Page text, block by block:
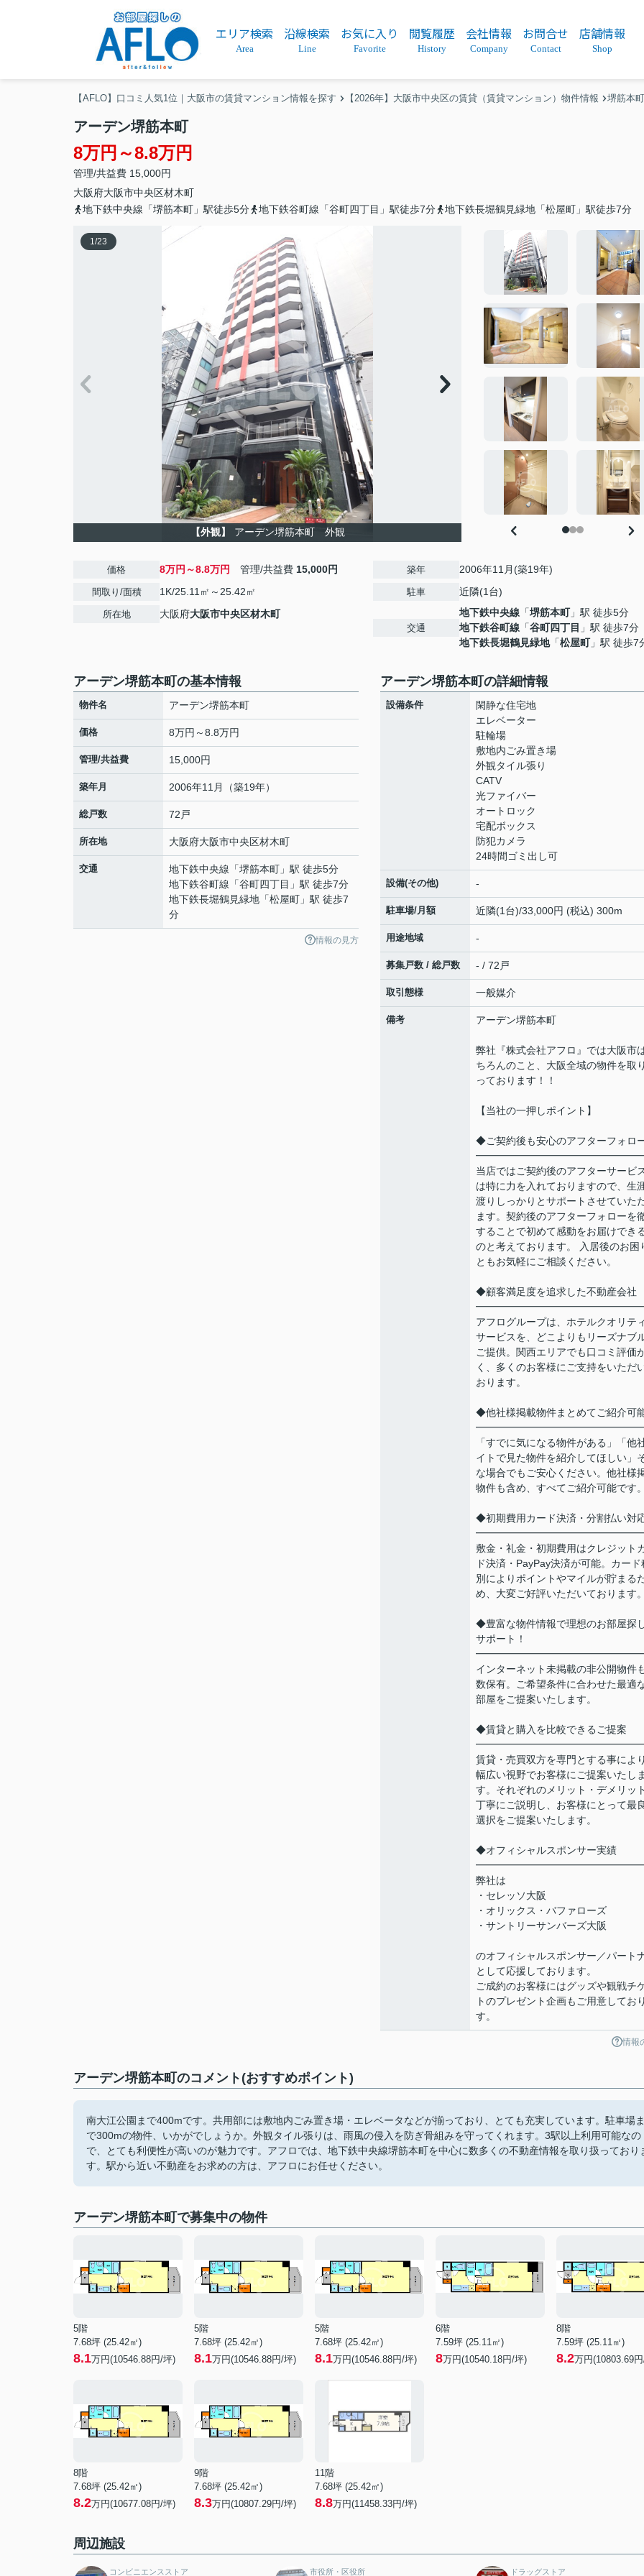
エリア検索
Area
沿線検索
Line
お気に入り
Favorite
閲覧履歴
History
会社情報
Company
お問合せ
Contact
店舗情報
Shop
【AFLO】口コミ人気1位｜大阪市の賃貸マンション情報を探す 【2026年】大阪市中央区の賃貸（賃貸マンション）物件情報 堺筋本
アーデン堺筋本町
8万円～8.8万円
管理/共益費 15,000円
大阪府大阪市中央区材木町
地下鉄中央線「堺筋本町」駅徒歩5分
地下鉄谷町線「谷町四丁目」駅徒歩7分 地下鉄長堀鶴見緑地「松屋町」駅徒歩7分
1/23
【外観】 アーデン堺筋本町 外観
価格 8万円～8.8万円 管理/共益費 15,000円
間取り/面積 1K/25.11㎡～25.42㎡
所在地 大阪府大阪市中央区材木町
築年 2006年11月(築19年)
駐車 近隣(1台)
交通
地下鉄中央線 「堺筋本町」駅 徒歩5分
地下鉄谷町線 「谷町四丁目 」駅 徒歩7分
地下鉄長堀鶴見緑地「松屋町」駅 徒歩7
アーデン堺筋本町の基本情報
物件名 アーデン堺筋本町
価格 8万円～8.8万円
管理/共益費 15,000円
築年月 2006年11月（築19年）
総戸数 72戸
所在地 大阪府大阪市中央区材木町
交通 地下鉄中央線 「堺筋本町 」駅 徒歩5分
地下鉄谷町線 「谷町四丁目 」駅 徒歩7分
地下鉄長堀鶴見緑地 「松屋町 」駅 徒歩7
分
情報の見方
アーデン堺筋本町の詳細情報
設備条件
閑静な住宅地
エレベーター
駐輪場
敷地内ごみ置き場
外観タイル張り
CATV
光ファイバー
オートロック
宅配ボックス
防犯カメラ
24時間ゴミ出し可
設備(その他) -
駐車場/月額 近隣(1台)/33,000円 (税込) 300m
用途地域 -
募集戸数 / 総戸数 - / 72戸
取引態様 一般媒介
備考 アーデン堺筋本町
弊社『株式会社アフロ』では大阪市
ちろんのこと、大阪全域の物件を取
っております！！
【当社の一押しポイント】
◆ご契約後も安心のアフターフォロ
当店ではご契約後のアフターサービ
は特に力を入れておりますので、生
渡りしっかりとサポートさせていた
ます。契約後のアフターフォローを
することで初めて感動をお届けでき
のと考えております。 入居後のお困
ともお気軽にご相談ください。
◆顧客満足度を追求した不動産会社
アフログループは、ホテルクオリテ
サービスを、どこよりもリーズナブ
ご提供。関西エリアでも口コミ評価
く、多くのお客様にご支持をいただ
おります。
◆他社様掲載物件まとめてご紹介可
「すでに気になる物件がある」「他
イトで見た物件を紹介してほしい」
な場合でもご安心ください。他社様
物件も含め、すべてご紹介可能です
◆初期費用カード決済・分割払い対
敷金・礼金・初期費用はクレジット
ド決済・PayPay決済が可能。カード
別によりポイントやマイルが貯まる
め、大変ご好評いただいております
◆豊富な物件情報で理想のお部屋探
サポート！
インターネット未掲載の非公開物件
数保有。ご希望条件に合わせた最適
部屋をご提案いたします。
◆賃貸と購入を比較できるご提案
賃貸・売買双方を専門とする事によ
幅広い視野でお客様にご提案いたし
す。それぞれのメリット・デメリッ
丁寧にご説明し、お客様にとって最
選択をご提案いたします。
◆オフィシャルスポンサー実績
弊社は
・セレッソ大阪
・オリックス・バファローズ
・サントリーサンバーズ大阪
のオフィシャルスポンサー／パート
として応援しております。
ご成約のお客様にはグッズや観戦チ
トのプレゼント企画もご用意してお
す。
情報
アーデン堺筋本町のコメント(おすすめポイント)
南大江公園まで400mです。共用部には敷地内ごみ置き場・エレベータなどが揃っており、とても充実しています。駐車場
で300mの物件、いかがでしょうか。外観タイル張りは、雨風の侵入を防ぎ骨組みを守ってくれます。3駅以上利用可能なの
で、とても利便性が高いのが魅力です。アフロでは、地下鉄中央線堺筋本町を中心に数多くの不動産情報を取り扱っており
す。駅から近い不動産をお求めの方は、アフロにお任せください。
アーデン堺筋本町で募集中の物件
5階
7.68坪 (25.42㎡)
8.1万円(10546.88円/坪)
5階
7.68坪 (25.42㎡)
8.1万円(10546.88円/坪)
5階
7.68坪 (25.42㎡)
8.1万円(10546.88円/坪)
6階
7.59坪 (25.11㎡)
8万円(10540.18円/坪)
8階
7.59坪 (25.11㎡)
8.2万円(10803.69
8階
7.68坪 (25.42㎡)
8.2万円(10677.08円/坪)
9階
7.68坪 (25.42㎡)
8.3万円(10807.29円/坪)
11階
7.68坪 (25.42㎡)
8.8万円(11458.33円/坪)
周辺施設
コンビニエンスストア 市役所・区役所 ドラッグストア